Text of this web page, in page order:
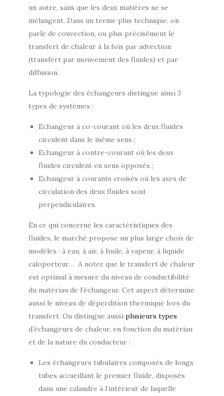
un autre, sans que les deux matières ne se
mélangent. Dans un terme plus technique, on
parle de convection, ou plus précisément le
transfert de chaleur à la fois par advection
(transfert par mouvement des fluides) et par
diffusion.
La typologie des échangeurs distingue ainsi 3
types de systèmes :
Echangeur à co-courant où les deux fluides
circulent dans le même sens ;
Echangeur à contre-courant où les deux
fluides circulent en sens opposés ;
Echangeur à courants croisés où les axes de
circulation des deux fluides sont
perpendiculaires.
En ce qui concerne les caractéristiques des
fluides, le marché propose un plus large choix de
modèles : à eau, à air, à huile, à vapeur, à liquide
caloporteur… A noter que le transfert de chaleur
est optimal à mesure du niveau de conductibilité
du matériau de l’échangeur. Cet aspect détermine
aussi le niveau de déperdition thermique lors du
transfert. On distingue aussi plusieurs types
d’échangeurs de chaleur, en fonction du matériau
et de la nature du conducteur :
Les échangeurs tubulaires composés de longs
tubes accueillant le premier fluide, disposés
dans une calandre à l’intérieur de laquelle